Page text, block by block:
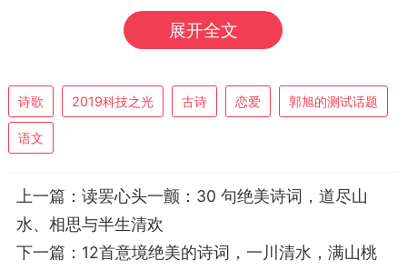
说不出口”的别扭，憋了一整晚。脑子乱糟糟的，正
烦着呢，不知怎么就蹦出来一句：
那一瞬间，说实话，全身有一点点发麻——好
像有人先你一步，把你心里那团乱七八糟给说清楚
展开全文
诗歌 2019科技之光 古诗 恋爱 郭旭的测试话题
语文
上一篇： 读罢心头一颤：30 句绝美诗词，道尽山
水、相思与半生清欢
下一篇： 12首意境绝美的诗词，一川清水，满山桃